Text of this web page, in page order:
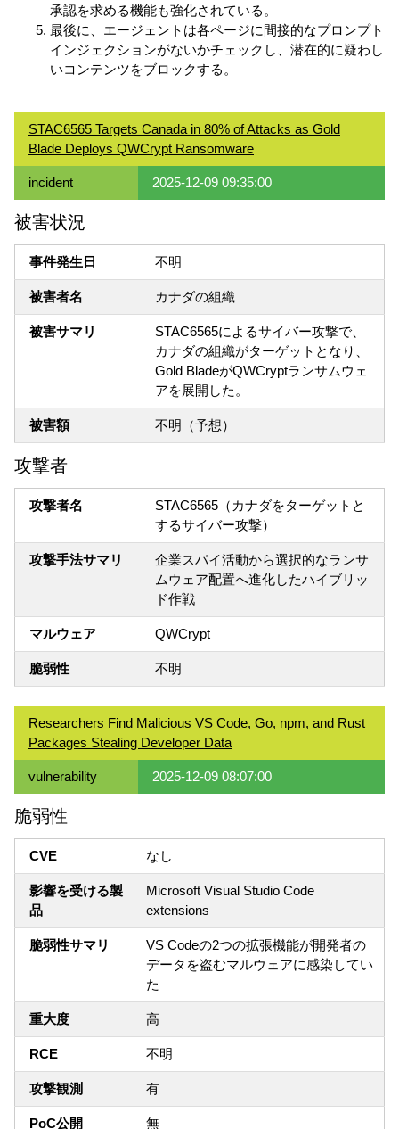
承認を求める機能も強化されている。
最後に、エージェントは各ページに間接的なプロンプト
インジェクションがないかチェックし、潜在的に疑わし
いコンテンツをブロックする。
STAC6565 Targets Canada in 80% of Attacks as Gold
Blade Deploys QWCrypt Ransomware
incident 2025-12-09 09:35:00
被害状況
事件発生日 不明
被害者名 カナダの組織
被害サマリ
STAC6565によるサイバー攻撃で、
カナダの組織がターゲットとなり、
Gold BladeがQWCryptランサムウェ
アを展開した。
被害額 不明（予想）
攻撃者
攻撃者名
STAC6565（カナダをターゲットと
するサイバー攻撃）
攻撃手法サマリ
企業スパイ活動から選択的なランサ
ムウェア配置へ進化したハイブリッ
ド作戦
マルウェア QWCrypt
脆弱性 不明
Researchers Find Malicious VS Code, Go, npm, and Rust
Packages Stealing Developer Data
vulnerability 2025-12-09 08:07:00
脆弱性
CVE なし
影響を受ける製
品
Microsoft Visual Studio Code
extensions
脆弱性サマリ
VS Codeの2つの拡張機能が開発者の
データを盗むマルウェアに感染してい
た
重大度 高
RCE 不明
攻撃観測 有
PoC公開 無